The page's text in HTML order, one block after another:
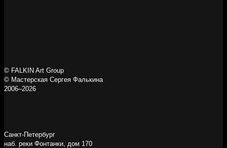
© FALKIN Art Group
© Мастерская Сергея Фалькина
2006–2026
Санкт-Петербург
наб. реки Фонтанки, дом 170